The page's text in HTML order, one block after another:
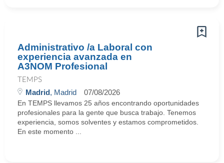
Administrativo /a Laboral con
experiencia avanzada en
A3NOM Profesional
TEMPS
Madrid, Madrid 07/08/2026
En TEMPS llevamos 25 años encontrando oportunidades
profesionales para la gente que busca trabajo. Tenemos
experiencia, somos solventes y estamos comprometidos.
En este momento ...